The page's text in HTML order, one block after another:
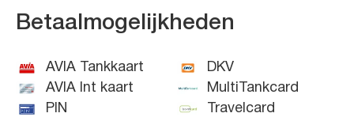
Betaalmogelijkheden
AVIA Tankkaart
AVIA Int kaart
PIN
DKV
MultiTankcard
Travelcard